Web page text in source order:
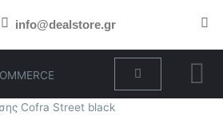
info@dealstore.gr
Cart